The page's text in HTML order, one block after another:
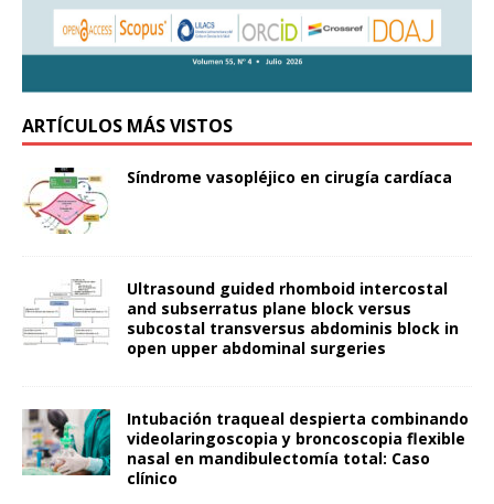
ARTÍCULOS MÁS VISTOS
Síndrome vasopléjico en cirugía cardíaca
Ultrasound guided rhomboid intercostal
and subserratus plane block versus
subcostal transversus abdominis block in
open upper abdominal surgeries
Intubación traqueal despierta combinando
videolaringoscopia y broncoscopia flexible
nasal en mandibulectomía total: Caso
clínico